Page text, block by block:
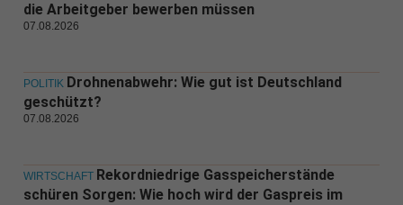
die Arbeitgeber bewerben müssen
07.08.2026
POLITIK Drohnenabwehr: Wie gut ist Deutschland
geschützt?
07.08.2026
WIRTSCHAFT Rekordniedrige Gasspeicherstände
schüren Sorgen: Wie hoch wird der Gaspreis im